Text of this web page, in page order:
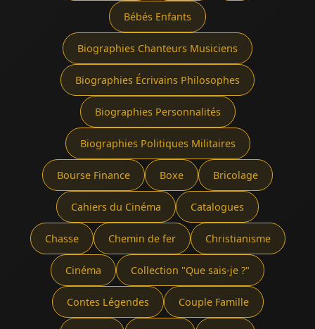
Bébés Enfants
Biographies Chanteurs Musiciens
Biographies Écrivains Philosophes
Biographies Personnalités
Biographies Politiques Militaires
Bourse Finance Boxe Bricolage
Cahiers du Cinéma Catalogues
Chasse Chemin de fer Christianisme
Cinéma Collection "Que sais-je ?"
Contes Légendes Couple Famille